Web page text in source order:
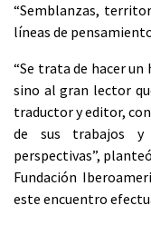
“Semblanzas,
líneas de
“Se trata de hacer
sino al gran lector
traductor y editor,
de sus trabajos y
perspectivas”,
Fundación
este encuentro